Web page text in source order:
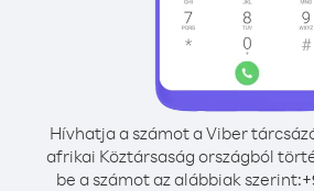
Hívhatja a számot a Viber
afrikai Köztársaság országból
be a számot az alábbiak szerint:+